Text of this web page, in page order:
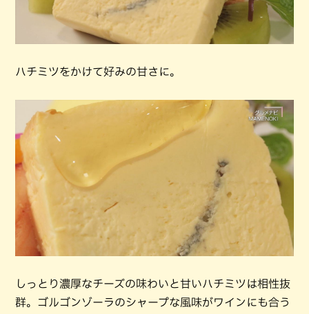
ハチミツをかけて好みの甘さに。
しっとり濃厚なチーズの味わいと甘いハチミツは相性抜
群。ゴルゴンゾーラのシャープな風味がワインにも合う